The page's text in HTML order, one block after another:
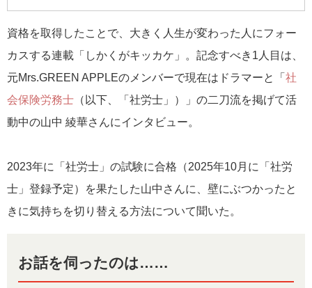
ちにフォーカスするインタビュー連載。
資格を取得したことで、大きく人生が変わった人にフォー
カスする連載「しかくがキッカケ」。記念すべき1人目は、
元Mrs.GREEN APPLEのメンバーで現在はドラマーと「 社
会保険労務士 （以下、「社労士」）」の二刀流を掲げて活
動中の山中 綾華さんにインタビュー。
2023年に「社労士」の試験に合格（2025年10月に「社労
士」登録予定）を果たした山中さんに、壁にぶつかったと
きに気持ちを切り替える方法について聞いた。
お話を伺ったのは……